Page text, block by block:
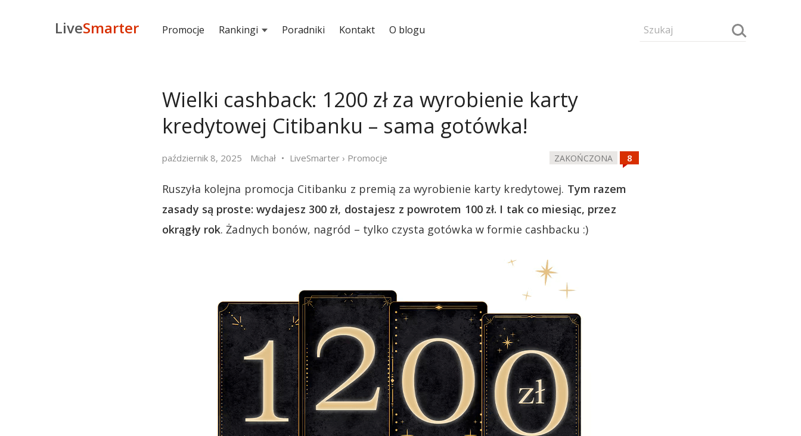
LiveSmarter Promocje Rankingi Poradniki Kontakt O blogu
Wielki cashback: 1200 zł za wyrobienie karty
kredytowej Citibanku – sama gotówka!
październik 8, 2025 Michał LiveSmarter › Promocje ZAKOŃCZONA
Ruszyła kolejna promocja Citibanku z premią za wyrobienie karty kredytowej. Tym razem
zasady są proste: wydajesz 300 zł, dostajesz z powrotem 100 zł. I tak co miesiąc, przez
okrągły rok. Żadnych bonów, nagród – tylko czysta gotówka w formie cashbacku :)